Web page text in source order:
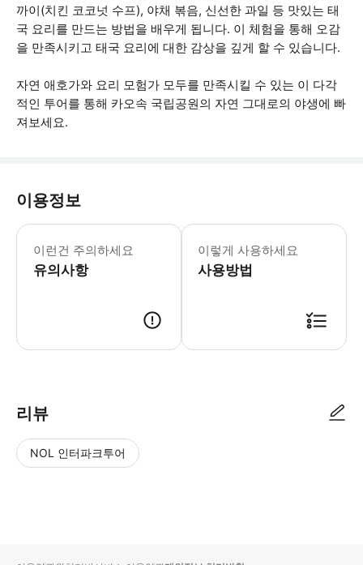
까이(치킨 코코넛 수프), 야채 볶음, 신선한 과일 등 맛있는 태
국 요리를 만드는 방법을 배우게 됩니다. 이 체험을 통해 오감
을 만족시키고 태국 요리에 대한 감상을 깊게 할 수 있습니다.
자연 애호가와 요리 모험가 모두를 만족시킬 수 있는 이 다각
적인 투어를 통해 카오속 국립공원의 자연 그대로의 야생에 빠
져보세요.
이용정보
이런건 주의하세요
유의사항
* 소요시간 : 240분 (옵션에 따라 소
이렇게 사용하세요
사용방법
리뷰
NOL 인터파크투어